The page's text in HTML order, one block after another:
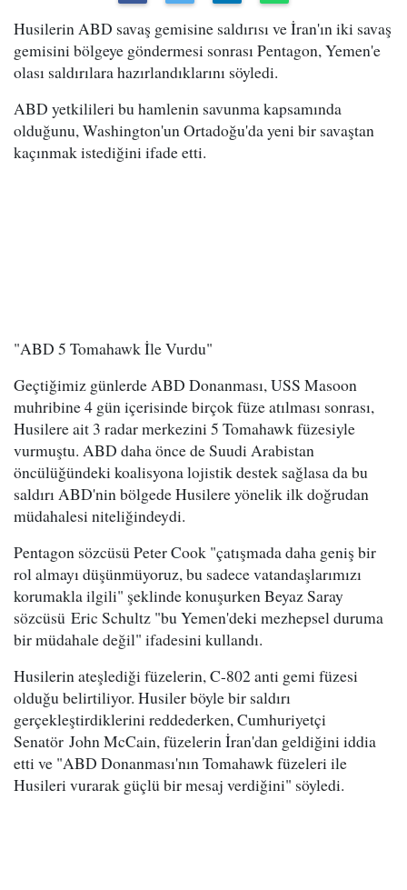
Husilerin ABD savaş gemisine saldırısı ve İran'ın iki savaş
gemisini bölgeye göndermesi sonrası Pentagon, Yemen'e
olası saldırılara hazırlandıklarını söyledi.
ABD yetkilileri bu hamlenin savunma kapsamında
olduğunu, Washington'un Ortadoğu'da yeni bir savaştan
kaçınmak istediğini ifade etti.
"ABD 5 Tomahawk İle Vurdu"
Geçtiğimiz günlerde ABD Donanması, USS Masoon
muhribine 4 gün içerisinde birçok füze atılması sonrası,
Husilere ait 3 radar merkezini 5 Tomahawk füzesiyle
vurmuştu. ABD daha önce de Suudi Arabistan
öncülüğündeki koalisyona lojistik destek sağlasa da bu
saldırı ABD'nin bölgede Husilere yönelik ilk doğrudan
müdahalesi niteliğindeydi.
Pentagon sözcüsü Peter Cook "çatışmada daha geniş bir
rol almayı düşünmüyoruz, bu sadece vatandaşlarımızı
korumakla ilgili" şeklinde konuşurken Beyaz Saray
sözcüsü Eric Schultz "bu Yemen'deki mezhepsel duruma
bir müdahale değil" ifadesini kullandı.
Husilerin ateşlediği füzelerin, C-802 anti gemi füzesi
olduğu belirtiliyor. Husiler böyle bir saldırı
gerçekleştirdiklerini reddederken, Cumhuriyetçi
Senatör John McCain, füzelerin İran'dan geldiğini iddia
etti ve "ABD Donanması'nın Tomahawk füzeleri ile
Husileri vurarak güçlü bir mesaj verdiğini" söyledi.